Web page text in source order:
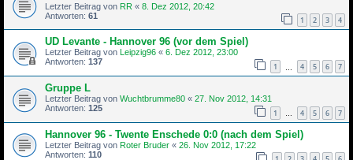
Letzter Beitrag von RR « 8. Dez 2012, 20:42
Antworten: 61 1 2 3 4
UD Levante - Hannover 96 (vor dem Spiel)
Letzter Beitrag von Leipzig96 « 6. Dez 2012, 23:00
Antworten: 137 1 4 5 6 7
Gruppe L
Letzter Beitrag von Wuchtbrumme80 « 27. Nov 2012, 14:31
Antworten: 125 1 … 4 5 6 7
Hannover 96 - Twente Enschede 0:0 (nach dem Spiel)
Letzter Beitrag von Roter Bruder « 26. Nov 2012, 17:22
Antworten: 110